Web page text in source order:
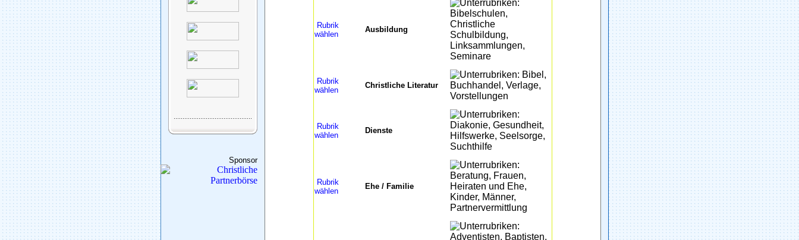
Sponsor
Rubrik
wählen
Ausbildung
Rubrik
wählen
Christliche Literatur
Rubrik
wählen
Dienste
Rubrik
wählen
Ehe / Familie